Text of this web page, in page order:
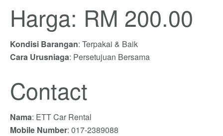
Harga: RM 200.00
Kondisi Barangan: Terpakai & Baik
Cara Urusniaga: Persetujuan Bersama
Contact
Nama: ETT Car Rental
Mobile Number: 017-2389088